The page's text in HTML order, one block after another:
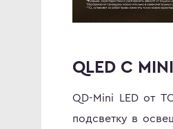
QLED С
QD-Mini LED от
подсветку в